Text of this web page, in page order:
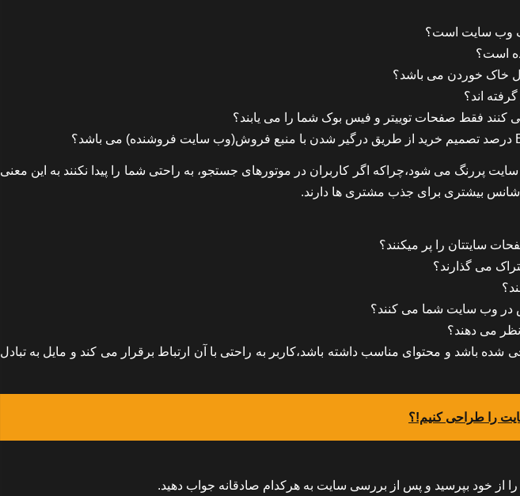
یک وب سایت است؟
است؟
اند؟
کنند فقط صفحات توییتر و فیس بوک شما را می یابند؟
پررنگ می شود،چراکه اگر کاربران در موتورهای جستجو، به راحتی شما را پیدا نکنند به این معنی
شانس بیشتری برای جذب مشتری ها دارند.
سایتتان را پر میکنند؟
می گذارند؟
وب سایت شما می کنند؟
نظر می دهند؟
باشد و محتوای مناسب داشته باشد،کاربر به راحتی با آن ارتباط برقرار می کند و مایل به تبادل
را طراحی کنیم!؟
را از خود بپرسید و پس از بررسی سایت به هرکدام صادقانه جواب دهید.